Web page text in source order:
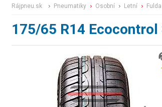
rájpneu.sk pneumatiky osobní letní fulda
175/65 R14 Ecocontrol